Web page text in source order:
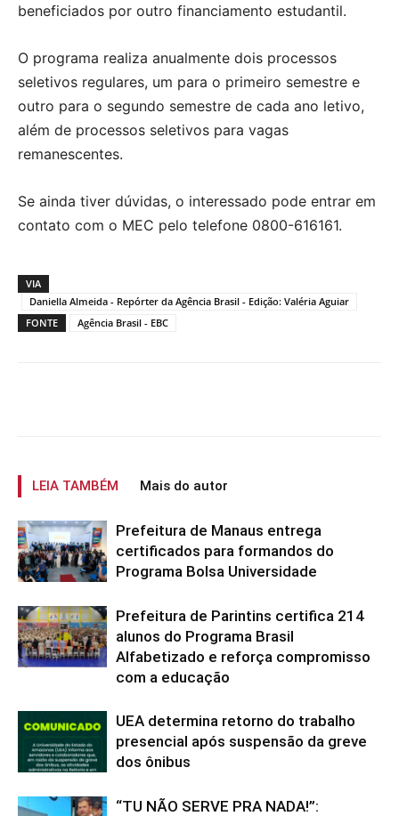
beneficiados por outro financiamento estudantil.
O programa realiza anualmente dois processos
seletivos regulares, um para o primeiro semestre e
outro para o segundo semestre de cada ano letivo,
além de processos seletivos para vagas
remanescentes.
Se ainda tiver dúvidas, o interessado pode entrar em
contato com o MEC pelo telefone 0800-616161.
VIA
Daniella Almeida - Repórter da Agência Brasil - Edição: Valéria Aguiar
FONTE
Agência Brasil - EBC
LEIA TAMBÉM Mais do autor
Prefeitura de Manaus entrega
certificados para formandos do
Programa Bolsa Universidade
Prefeitura de Parintins certifica 214
alunos do Programa Brasil
Alfabetizado e reforça compromisso
com a educação
UEA determina retorno do trabalho
presencial após suspensão da greve
dos ônibus
“TU NÃO SERVE PRA NADA!”: